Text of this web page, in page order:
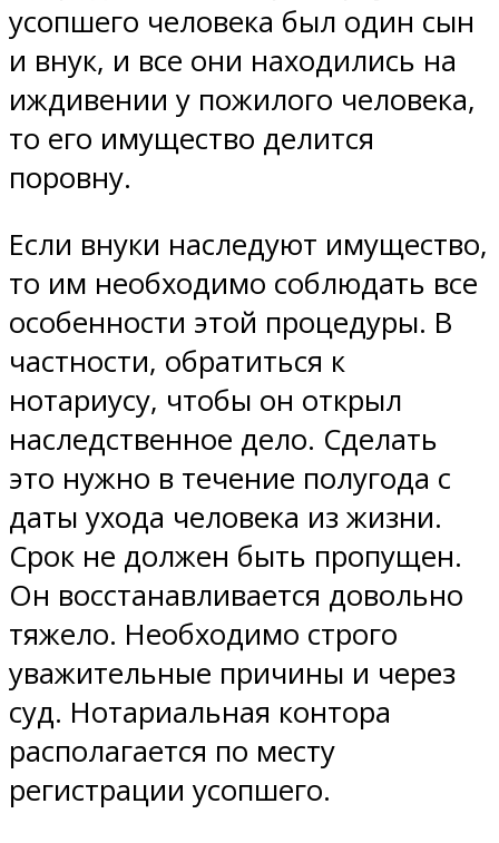
усопшего человека был один сын
и внук, и все они находились на
иждивении у пожилого человека,
то его имущество делится
поровну.
Если внуки наследуют имущество,
то им необходимо соблюдать все
особенности этой процедуры. В
частности, обратиться к
нотариусу, чтобы он открыл
наследственное дело. Сделать
это нужно в течение полугода с
даты ухода человека из жизни.
Срок не должен быть пропущен.
Он восстанавливается довольно
тяжело. Необходимо строго
уважительные причины и через
суд. Нотариальная контора
располагается по месту
регистрации усопшего.